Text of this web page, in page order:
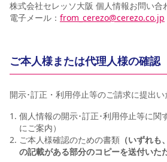
株式会社セレッソ大阪 個人情報お問い合
電子メール： from_cerezo@cerezo.co.jp
ご本人様または代理人様の確認
開示･訂正・利用停止等のご請求に提出
個人情報の開示･訂正･利用停止等に関
にご案内）
ご本人様確認のための書類 （いずれ
の記載がある部分のコピーを送付いた